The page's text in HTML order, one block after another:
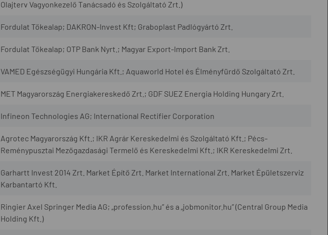
Olajterv Vagyonkezelő Tanácsadó és Szolgáltató Zrt.)
Fordulat Tőkealap; DAKRON-Invest Kft; Graboplast Padlógyártó Zrt.
Fordulat Tőkealap; OTP Bank Nyrt.; Magyar Export-Import Bank Zrt.
VAMED Egészségügyi Hungária Kft.; Aquaworld Hotel és Élményfürdő Szolgáltató Zrt.
MET Magyarország Energiakereskedő Zrt.; GDF SUEZ Energia Holding Hungary Zrt.
Infineon Technologies AG; International Rectifier Corporation
Agrotec Magyarország Kft.; IKR Agrár Kereskedelmi és Szolgáltató Kft.; Pécs-
Reménypusztai Mezőgazdasági Termelő és Kereskedelmi Kft.; IKR Kereskedelmi Zrt.
Garhartt Invest 2014 Zrt. Market Építő Zrt. Market International Zrt. Market Épületszerviz
Karbantartó Kft.
Ringier Axel Springer Media AG; „profession.hu” és a „jobmonitor.hu” (Central Group Media
Holding Kft.)